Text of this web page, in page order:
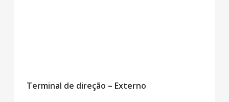
Terminal de direção – Externo